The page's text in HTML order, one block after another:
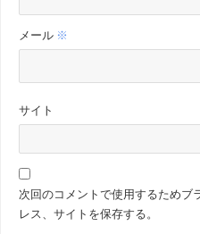
メール ※
サイト
次回のコメントで使用するためブ
レス、サイトを保存する。